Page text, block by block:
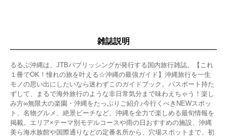
【特別付録１】沖縄２大人気スポットBOOK
ジャングリア沖縄
【特別付録２】国際通りまるわかりBOOK
国際通りはこんなトコロ！
超詳細MAP
国際通り半日モデルコース
南国スイーツ
沖縄グルメ
ひと休みカフェ
雑誌説明
るるぶ沖縄は、JTBパブリッシングが発行する国内旅行雑誌。【これ
１冊でOK！憧れの旅を叶える☆沖縄の最強ガイド】沖縄旅行を一生
モノの思い出にしたいなら迷わずこのガイドブック。パスポート持た
ずして、まるで海外旅行のような非日常気分まで味わえちゃう！楽し
み方∞無限大の楽園・沖縄をたっぷりご紹介♪今行くべきNEWスポッ
ト、名物グルメ、絶景ビーチなど、沖縄を全力で楽しめる最旬情報を
掲載。エリア×テーマ別モデルコースや雨の日おすすめの施設、沖縄
美ら海水族館や国際通りなどの定番名所から、穴場スポットまで、初